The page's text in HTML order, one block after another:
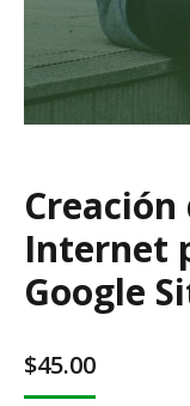
Creación
Internet
Google
$45.00